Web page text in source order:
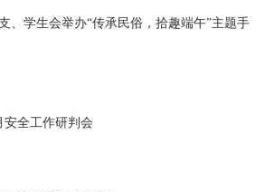
、学生会举办“传承民俗，拾趣端午”主题手
安全工作研判会